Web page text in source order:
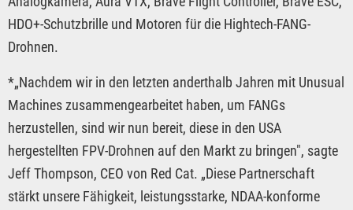
HDO+-Schutzbrille und Motoren für die Hightech-FANG-
Drohnen.
*„Nachdem wir in den letzten anderthalb Jahren mit Unusual
Machines zusammengearbeitet haben, um FANGs
herzustellen, sind wir nun bereit, diese in den USA
hergestellten FPV-Drohnen auf den Markt zu bringen", sagte
Jeff Thompson, CEO von Red Cat. „Diese Partnerschaft
stärkt unsere Fähigkeit, leistungsstarke, NDAA-konforme